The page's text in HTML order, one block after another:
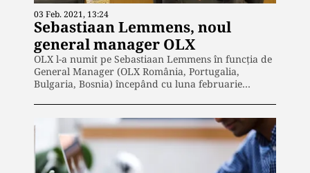
03 Feb. 2021, 13:24
Sebastiaan Lemmens, noul
general manager OLX
OLX l-a numit pe Sebastiaan Lemmens în funcția de
General Manager (OLX România, Portugalia,
Bulgaria, Bosnia) începând cu luna februarie…